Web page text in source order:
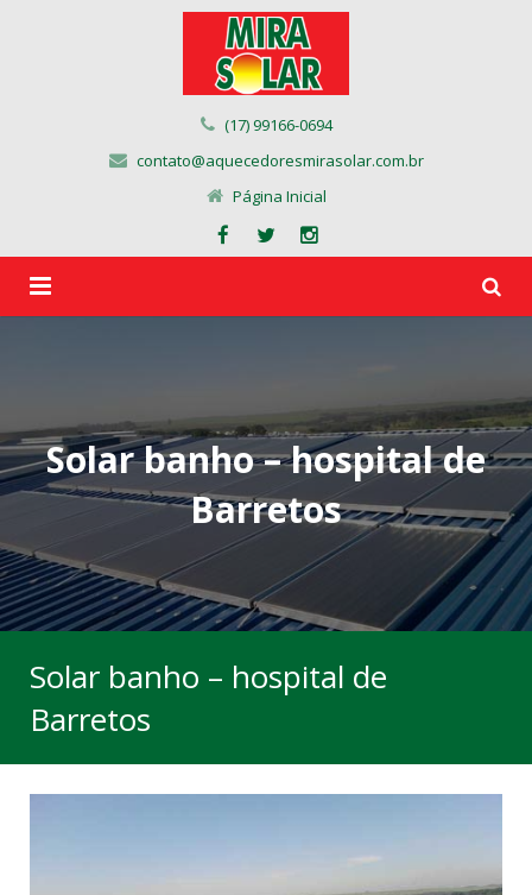
(17) 99166-0694
contato@aquecedoresmirasolar.com.br
Página Inicial
Produtos
Obras
Parceiros
Contato
Solar banho – hospital de
Barretos
Solar banho – hospital de
Barretos